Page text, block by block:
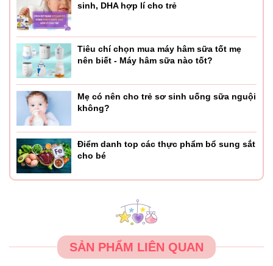
sinh, DHA hợp lí cho trẻ
Tiêu chí chọn mua máy hâm sữa tốt mẹ
nên biết - Máy hâm sữa nào tốt?
Mẹ có nên cho trẻ sơ sinh uống sữa nguội
không?
Điểm danh top các thực phẩm bổ sung sắt
cho bé
SẢN PHẨM LIÊN QUAN